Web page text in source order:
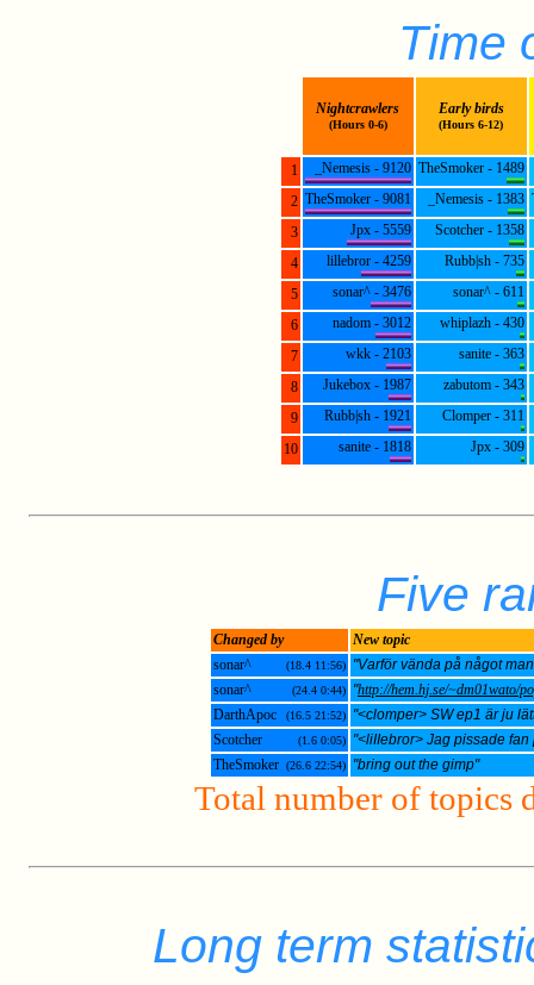
Time
Nightcrawlers
(Hours 0-6)
Early birds
(Hours 6-12)
1 _Nemesis - 9120 TheSmoker - 1489
2 TheSmoker - 9081 _Nemesis - 1383
3
Jpx - 5559
Scotcher - 1358
4
lillebror - 4259
Rubb|sh - 735
5
sonar^ - 3476
sonar^ - 611
6
nadom - 3012
whiplazh - 430
7
wkk - 2103
sanite - 363
8
Jukebox - 1987
zabutom - 343
9
Rubb|sh - 1921
Clomper - 311
10
sanite - 1818 Jpx - 309
Five
Changed by
New topic
sonar^
(18.4 11:56)
"Varför vända på något
sonar^
(24.4 0:44) "http://hem.hj.se/~dm01wato/
DarthApoc
(16.5 21:52)
"<clomper> SW ep1 är ju
Scotcher
(1.6 0:05)
"<liIIebror> Jag pissade
TheSmoker (26.6 22:54) "bring out the gimp"
Total number of topics
Long term